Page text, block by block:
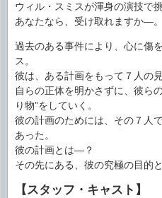
ウィル・スミスが渾身の演技で
あなたなら、受け取れますか―。
過去のある事件により、心に傷
ス。
彼は、ある計画をもって７人の
自らの正体を明かさずに、彼ら
り物”をしていく。
彼の計画のためには、その７人
あった。
彼の計画とは―？
その先にある、彼の究極の目的
【スタッフ・キャスト】